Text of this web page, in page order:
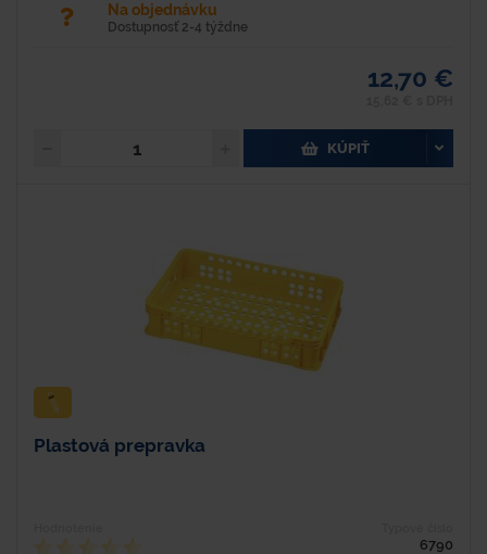
Na objednávku
Dostupnosť 2-4 týždne
12,70 €
KÚPIŤ
Plastová prepravka
6790